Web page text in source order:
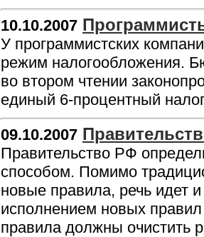
10.10.2007
У программистских
режим налогообложения.
во втором чтении
единый 6-процентный
09.10.2007
Правительство РФ
способом. Помимо
новые правила, речь идет
исполнением новых
правила должны очистить